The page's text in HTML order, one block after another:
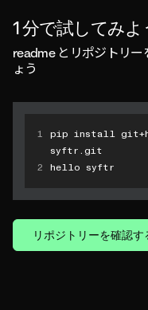
1 分で試してみよ
readme とリポジトリ
ょう
1
pip install
syftr.git
2
hello syftr
リポジトリーを確認す